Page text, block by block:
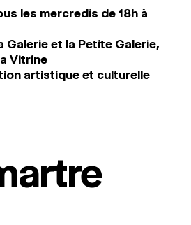
les mercredis de 18h à
Galerie et la Petite Galerie,
Vitrine
artistique et culturelle